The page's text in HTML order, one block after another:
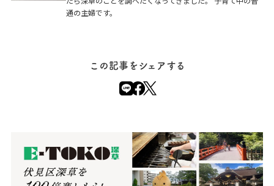
通の主婦です。
この記事をシェアする